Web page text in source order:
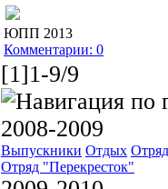
ЮПП 2013
Комментарии: 0
[1]1-9/9
2008-2009
Выпускники Отдых
Отряд "Перекресток"